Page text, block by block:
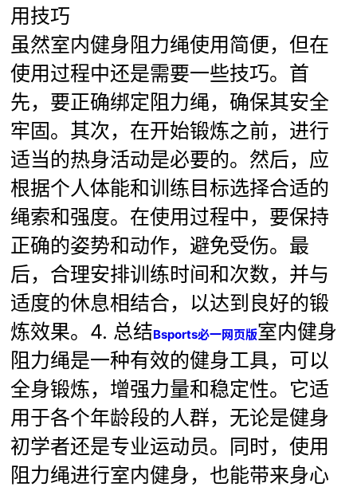
用技巧
虽然室内健身阻力绳使用简便，但在
使用过程中还是需要一些技巧。首
先，要正确绑定阻力绳，确保其安全
牢固。其次，在开始锻炼之前，进行
适当的热身活动是必要的。然后，应
根据个人体能和训练目标选择合适的
绳索和强度。在使用过程中，要保持
正确的姿势和动作，避免受伤。最
后，合理安排训练时间和次数，并与
适度的休息相结合，以达到良好的锻
炼效果。4. 总结Bsports必一网页版室内健身
阻力绳是一种有效的健身工具，可以
全身锻炼，增强力量和稳定性。它适
用于各个年龄段的人群，无论是健身
初学者还是专业运动员。同时，使用
阻力绳进行室内健身，也能带来身心